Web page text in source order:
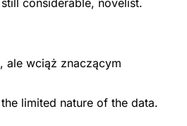
considerable, novelist.
ale wciąż znaczącym
limited nature of the data.